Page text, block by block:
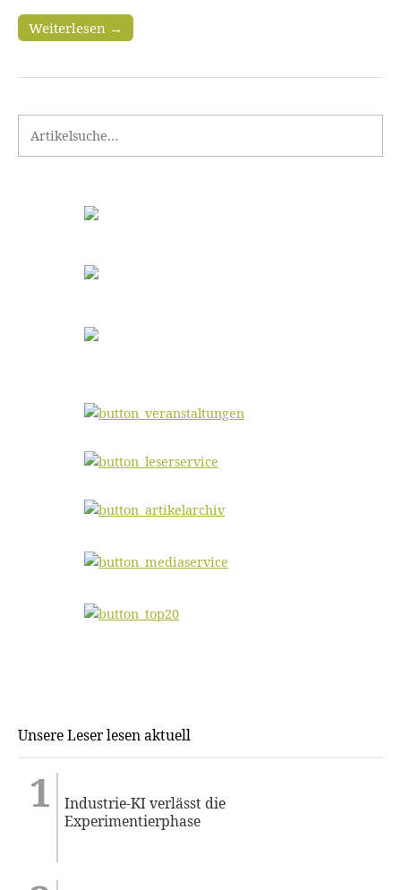
Weiterlesen →
Unsere Leser lesen aktuell
Industrie-KI verlässt die
Experimentierphase